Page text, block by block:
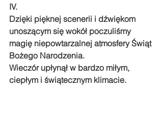
IV.
Dzięki pięknej scenerii i dźwiękom
unoszącym się wokół poczuliśmy
magię niepowtarzalnej atmosfery Świąt
Bożego Narodzenia.
Wieczór upłynął w bardzo miłym,
ciepłym i świątecznym klimacie.